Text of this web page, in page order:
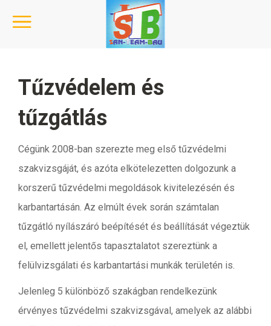
Tűzvédelem és
tűzgátlás
Cégünk 2008-ban szerezte meg első tűzvédelmi
szakvizsgáját, és azóta elkötelezetten dolgozunk a
korszerű tűzvédelmi megoldások kivitelezésén és
karbantartásán. Az elmúlt évek során számtalan
tűzgátló nyílászáró beépítését és beállítását végeztük
el, emellett jelentős tapasztalatot szereztünk a
felülvizsgálati és karbantartási munkák területén is.
Jelenleg 5 különböző szakágban rendelkezünk
érvényes tűzvédelmi szakvizsgával, amelyek az alábbi